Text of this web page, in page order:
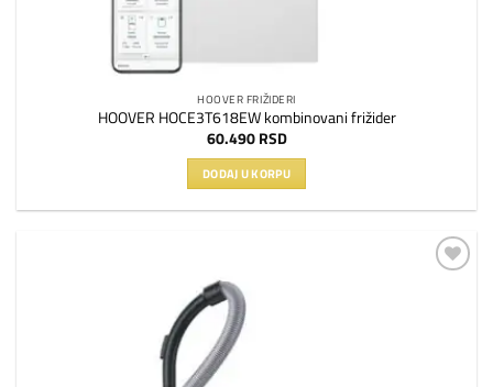
HOOVER FRIŽIDERI
HOOVER HOCE3T618EW kombinovani frižider
60.490 RSD
DODAJ U KORPU